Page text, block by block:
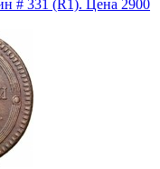
# 331 (R1). Цена 2900